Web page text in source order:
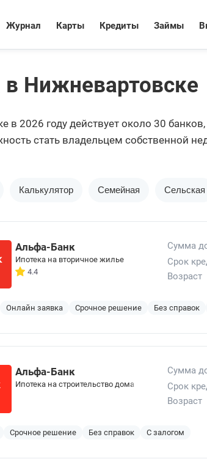
Журнал Карты Кредиты Займы
в Нижневартовске
в 2026 году действует около 30
стать владельцем собственной
тарифами и требованиями к
Калькулятор Семейная Сельская
Альфа-Банк
Ипотека на вторичное жилье
4.4
Сумма
Срок
Возраст
Онлайн заявка Срочное решение Без справок
Альфа-Банк
Ипотека на строительство дома
Сумма
Срок
Возраст
Срочное решение Без справок С залогом